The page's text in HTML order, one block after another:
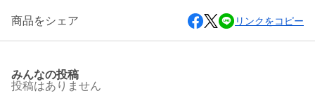
商品をシェア リンクをコピー
みんなの投稿
投稿はありません